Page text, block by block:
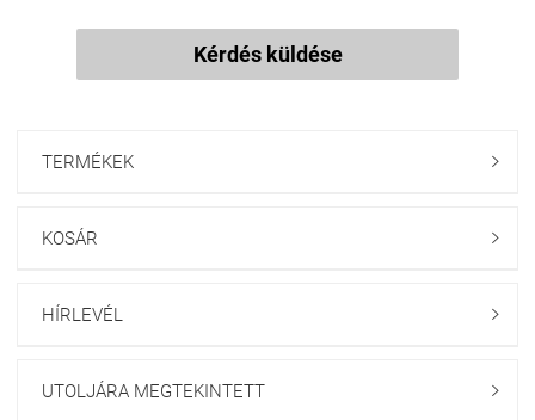
Kérdés küldése
TERMÉKEK 
KOSÁR 
HÍRLEVÉL 
UTOLJÁRA MEGTEKINTETT 